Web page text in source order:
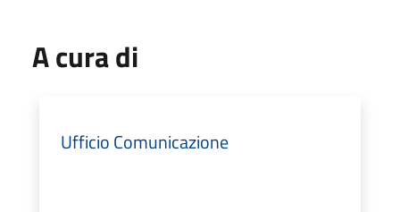
A cura di
Ufficio Comunicazione